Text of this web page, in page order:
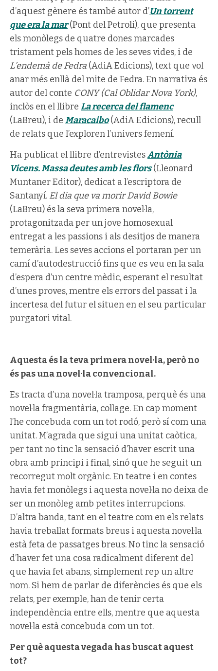
d’aquest gènere és també autor d’Un torrent
que era la mar(Pont del Petroli), que presenta
els monòlegs de quatre dones marcades
tristament pels homes de les seves vides, i de
L’endemà de Fedra (AdiA Edicions), text que vol
anar més enllà del mite de Fedra. En narrativa és
autor del conte CONY (Cal Oblidar Nova York),
inclòs en el llibre La recerca del flamenc
(LaBreu), i de Maracaibo(AdiA Edicions), recull
de relats que l’exploren l’univers femení.
Ha publicat el llibre d’entrevistesAntònia
Vicens. Massa deutes amb les flors(Lleonard
Muntaner Editor), dedicat a l’escriptora de
Santanyí. El dia que va morir David Bowie
(LaBreu) és la seva primera novel·la,
protagonitzada per un jove homosexual
entregat a les passions i als desitjos de manera
temerària. Les seves accions el portaran per un
camí d’autodestrucció fins que es veu en la sala
d’espera d’un centre mèdic, esperant el resultat
d’unes proves, mentre els errors del passat i la
incertesa del futur el situen en el seu particular
purgatori vital.
Aquesta és la teva primera novel·la, però no
és pas una novel·la convencional.
Es tracta d’una novel·la tramposa, perquè és una
novel·la fragmentària, collage. En cap moment
l’he concebuda com un tot rodó, però sí com una
unitat. M’agrada que sigui una unitat caòtica,
per tant no tinc la sensació d’haver escrit una
obra amb principi i final, sinó que he seguit un
recorregut molt orgànic. En teatre i en contes
havia fet monòlegs i aquesta novel·la no deixa de
ser un monòleg amb petites interrupcions.
D’altra banda, tant en el teatre com en els relats
havia treballat formats breus i aquesta novel·la
està feta de passatges breus. No tinc la sensació
d’haver fet una cosa radicalment diferent del
que havia fet abans, simplement rep un altre
nom. Si hem de parlar de diferències és que els
relats, per exemple, han de tenir certa
independència entre ells, mentre que aquesta
novel·la està concebuda com un tot.
Per què aquesta vegada has buscat aquest
tot?